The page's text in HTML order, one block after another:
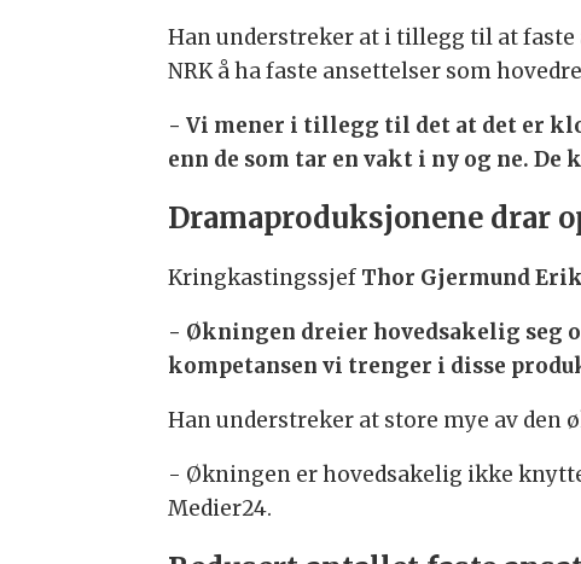
Han understreker at i tillegg til at faste
NRK å ha faste ansettelser som
- Vi mener i tillegg til det at det er
enn de som tar en vakt i ny og ne.
Dramaproduksjonene drar
Kringkastingssjef Thor Gjermund
- Økningen dreier hovedsakelig seg
kompetansen vi trenger i disse
Han understreker at store mye av
- Økningen er hovedsakelig ikke
Medier24.